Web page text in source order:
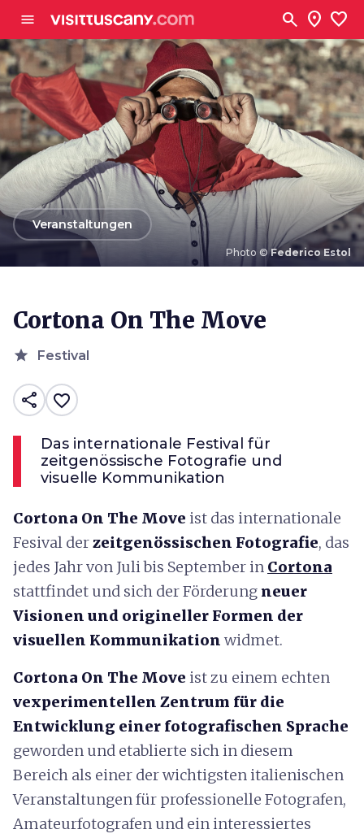
menu search location_on favorite
Photo ©Federico Estol
arrow_backVeranstaltungen
Cortona On The Move
star Festival
share favorite_border
Das internationale Festival für
zeitgenössische Fotografie und
visuelle Kommunikation
Cortona On The Move ist das internationale
Fesival derzeitgenössischen Fotografie, das
jedes Jahr von Juli bis September in Cortona
stattfindet und sich der Förderung neuer
Visionen und origineller Formen der
visuellen Kommunikation widmet.
Cortona On The Move ist zu einem echten
vexperimentellen Zentrum für die
Entwicklung einer fotografischen Sprache
geworden und etablierte sich in diesem
Bereich als einer der wichtigsten italienischen
Veranstaltungen für professionelle Fotografen,
Amateurfotografen und ein interessiertes